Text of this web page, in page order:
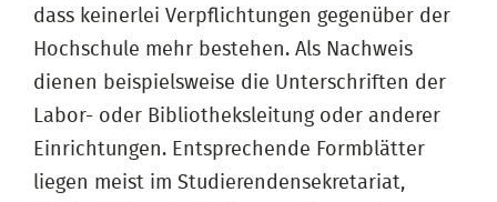
dass keinerlei Verpflichtungen gegenüber der
Hochschule mehr bestehen. Als Nachweis
dienen beispielsweise die Unterschriften der
Labor- oder Bibliotheksleitung oder anderer
Einrichtungen. Entsprechende Formblätter
liegen meist im Studierendensekretariat,